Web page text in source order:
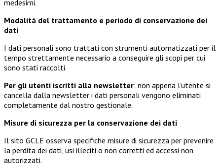
medesimi.
Modalità del trattamento e periodo di conservazione dei
dati
I dati personali sono trattati con strumenti automatizzati per il
tempo strettamente necessario a conseguire gli scopi per cui
sono stati raccolti.
Per gli utenti iscritti alla newsletter: non appena l’utente si
cancella dalla newsletter i dati personali vengono eliminati
completamente dal nostro gestionale.
Misure di sicurezza per la conservazione dei dati
Il sito GCLE osserva specifiche misure di sicurezza per prevenire
la perdita dei dati, usi illeciti o non corretti ed accessi non
autorizzati.